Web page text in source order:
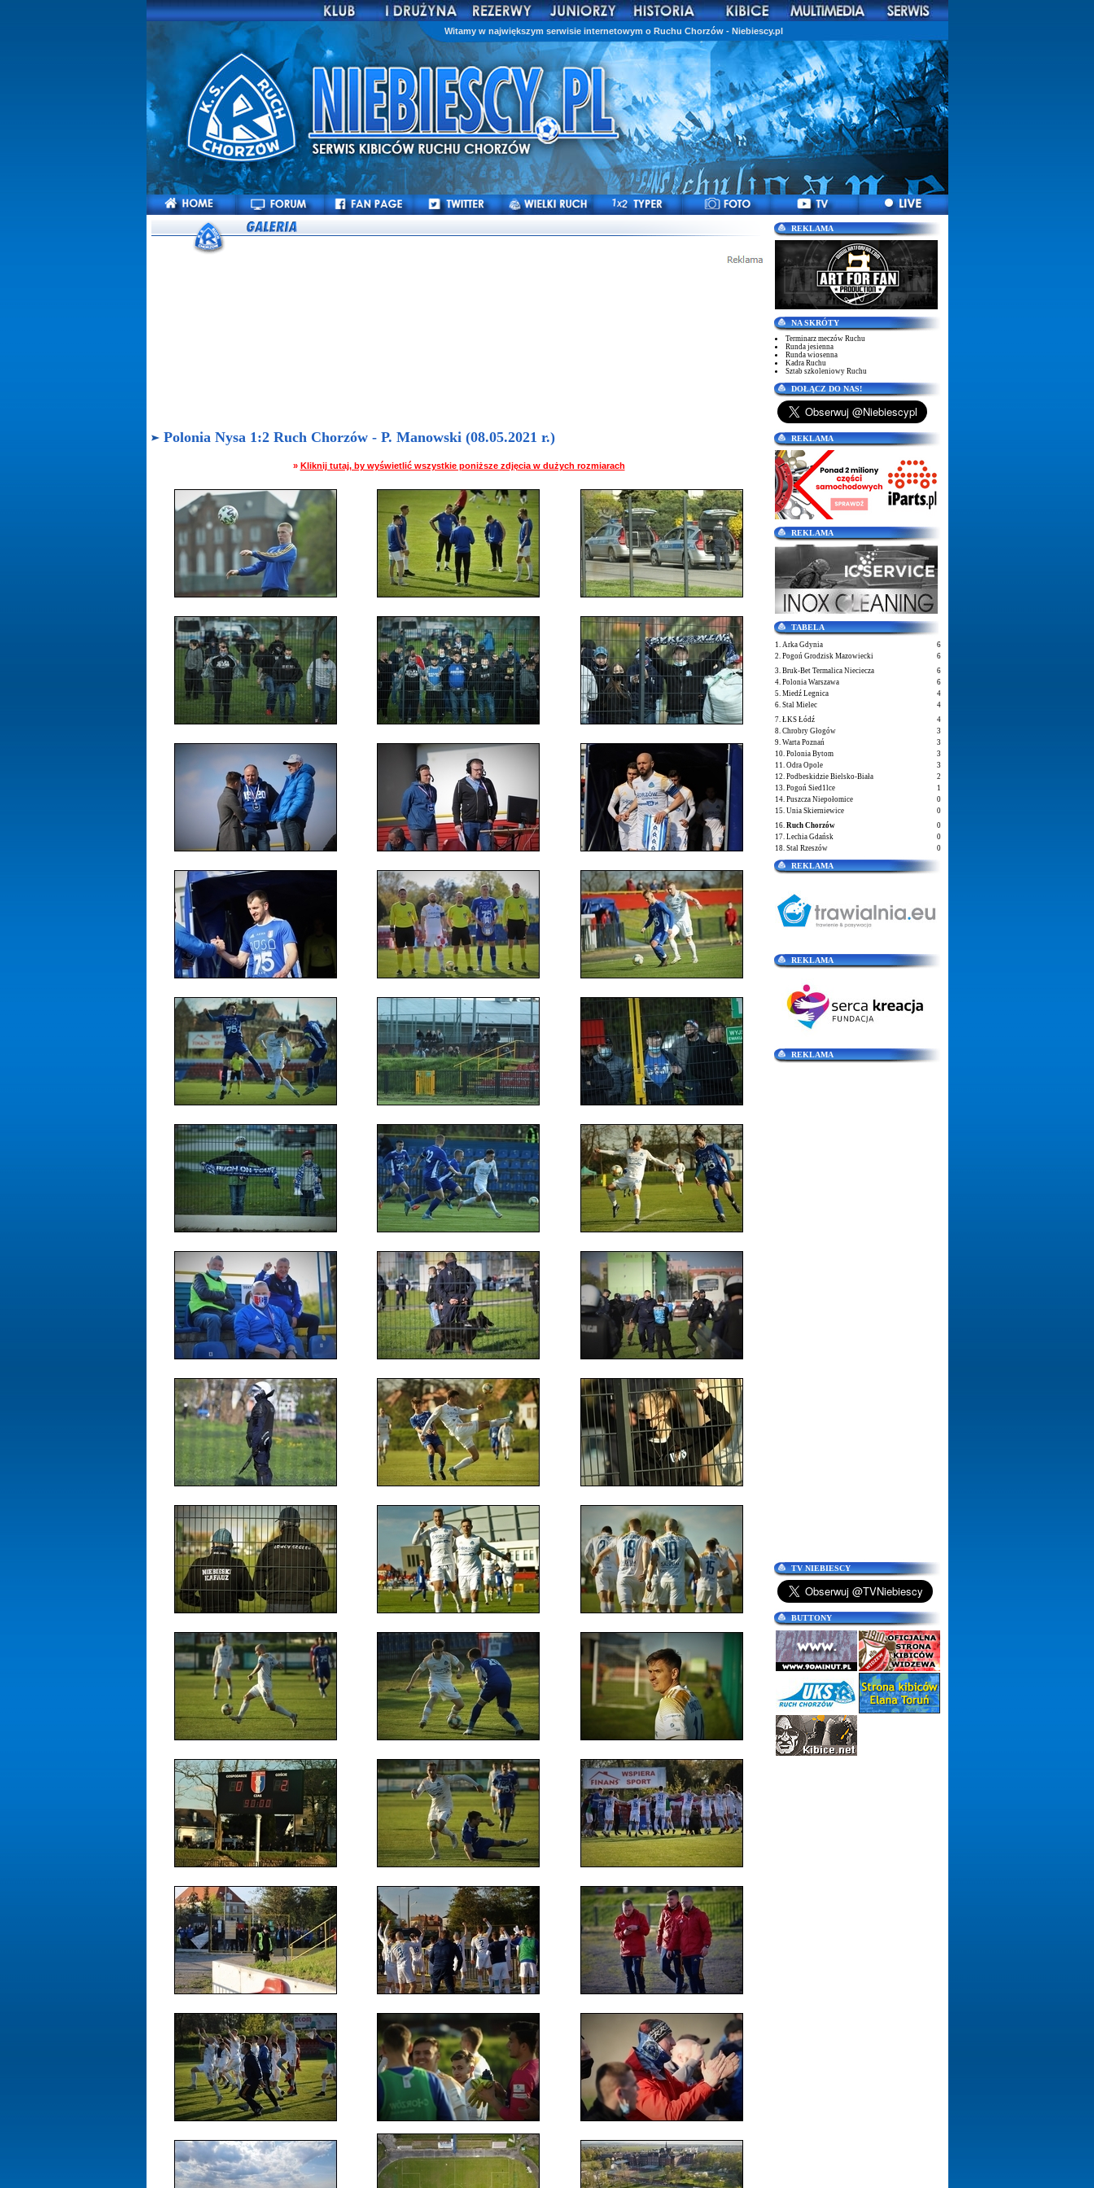
Witamy w największym serwisie internetowym o Ruchu Chorzów - Niebiescy.pl
Polonia Nysa 1:2 Ruch Chorzów - P. Manowski (08.05.2021 r.)
» Kliknij tutaj, by wyświetlić wszystkie poniższe zdjęcia w dużych rozmiarach
REKLAMA
NA SKRÓTY
Terminarz meczów Ruchu
Runda jesienna
Runda wiosenna
Kadra Ruchu
Sztab szkoleniowy Ruchu
DOŁĄCZ DO NAS!
REKLAMA
REKLAMA
TABELA
1. Arka Gdynia
6
2. Pogoń Grodzisk Mazowiecki
6
3. Bruk-Bet Termalica Nieciecza
6
4. Polonia Warszawa
6
5. Miedź Legnica
4
6. Stal Mielec
4
7. ŁKS Łódź
4
8. Chrobry Głogów
3
9. Warta Poznań
3
10. Polonia Bytom
3
11. Odra Opole
3
12. Podbeskidzie Bielsko-Biała
2
13. Pogoń Sied1lce
1
14. Puszcza Niepołomice
0
15. Unia Skierniewice
0
16. Ruch Chorzów
0
17. Lechia Gdańsk
0
18. Stal Rzeszów
0
REKLAMA
REKLAMA
REKLAMA
TV NIEBIESCY
BUTTONY